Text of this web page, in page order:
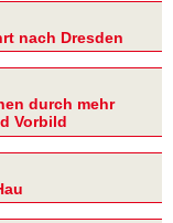
nach Dresden
durch mehr
Vorbild